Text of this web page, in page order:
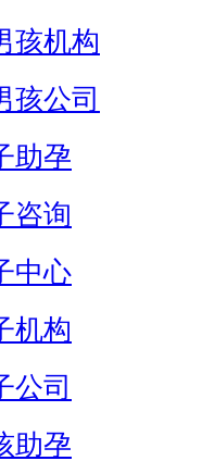
孩机构
孩公司
助孕
咨询
中心
机构
公司
助孕